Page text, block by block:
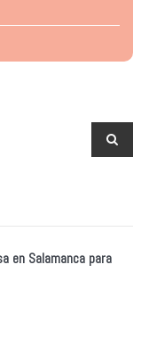
en Salamanca para